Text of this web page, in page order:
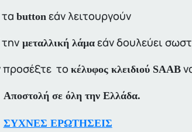
buttonεάν λειτουργούν
μεταλλική λάμαεάν δουλεύει
προσέξτε το κέλυφος κλειδιού SAAB
Αποστολή σε όλη την Ελλάδα.
ΣΥΧΝΕΣ ΕΡΩΤΗΣΕΙΣ